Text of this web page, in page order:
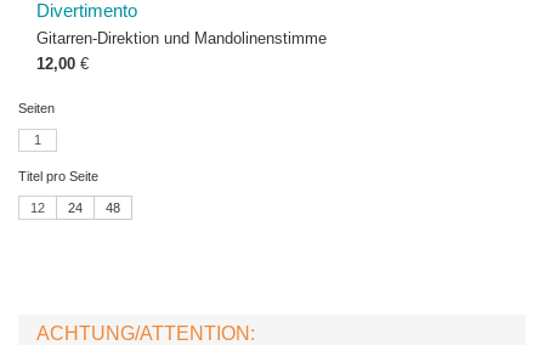
Divertimento
Gitarren-Direktion und Mandolinenstimme
12,00 €
Seiten
1
Titel pro Seite
12 24 48
ACHTUNG/ATTENTION: